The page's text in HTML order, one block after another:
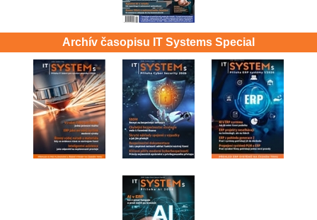
Archív časopisu IT Systems Special